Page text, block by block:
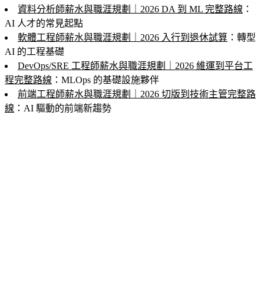
資料分析師薪水與職涯規劃｜2026 DA 到 ML 完整路線 ：
AI 人才的常見起點
軟體工程師薪水與職涯規劃｜2026 入行到退休試算 ：轉型
AI 的工程基礎
DevOps/SRE 工程師薪水與職涯規劃｜2026 維運到平台工
程完整路線 ：MLOps 的基礎設施夥伴
前端工程師薪水與職涯規劃｜2026 切版到技術主管完整路
線 ：AI 驅動的前端新趨勢